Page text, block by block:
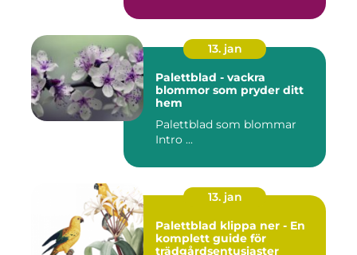
13. jan
Palettblad - vackra
blommor som pryder ditt
hem
Palettblad som blommar
Intro ...
13. jan
Palettblad klippa ner - En
komplett guide för
trädgårdsentusiaster